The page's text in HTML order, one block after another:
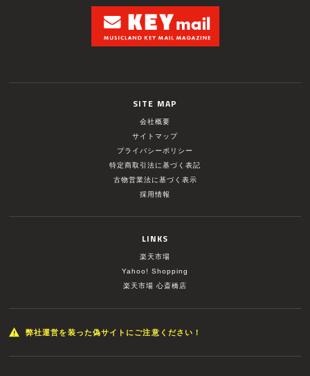
SITE MAP
会社概要
サイトマップ
プライバシーポリシー
特定商取引法に基づく表記
古物営業法に基づく表示
採用情報
LINKS
楽天市場
Yahoo! Shopping
楽天市場 心斎橋店
弊社運営を装った偽サイトにご注意ください！